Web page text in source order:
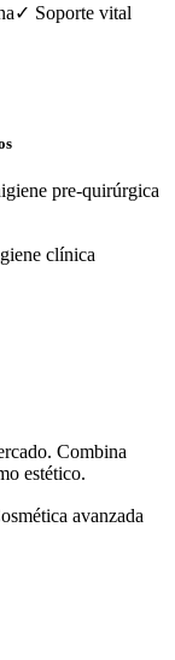
✓ Soporte vital
pre-quirúrgica
clínica
Combina
estético.
avanzada